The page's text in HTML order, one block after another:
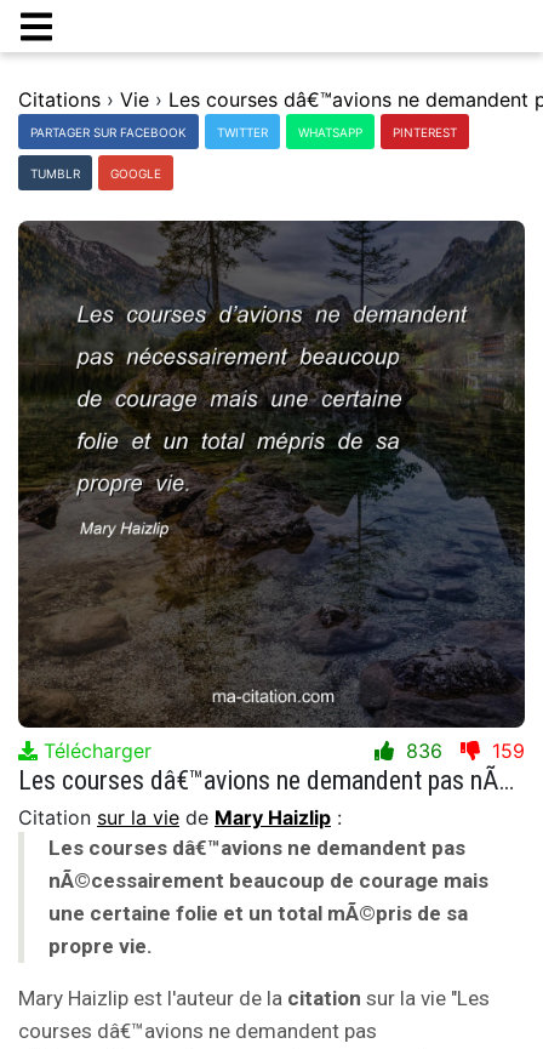
Citations › Vie ›
PARTAGER SUR FACEBOOK TWITTER WHATSAPP PINTEREST
TUMBLR GOOGLE
Télécharger 836 159
Les courses dâ€™avions ne demandent pas nÃ©cessairement beaucoup de courage mais une certaine folie et un total mÃ©pris de sa propre vie.
Citation sur la vie de Mary Haizlip :
Les courses dâ€™avions ne demandent pas
nÃ©cessairement beaucoup de courage mais
une certaine folie et un total mÃ©pris de sa
propre vie.
Mary Haizlip est l'auteur de la citation sur la vie "Les
courses dâ€™avions ne demandent pas